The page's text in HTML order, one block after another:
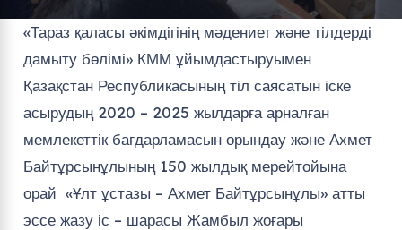
«Тараз қаласы әкімдігінің мәдениет және тілдерді
дамыту бөлімі» КММ ұйымдастыруымен
Қазақстан Республикасының тіл саясатын іске
асырудың 2020 – 2025 жылдарға арналған
мемлекеттік бағдарламасын орындау және Ахмет
Байтұрсынұлының 150 жылдық мерейтойына
орай «Ұлт ұстазы – Ахмет Байтұрсынұлы» атты
эссе жазу іс – шарасы Жамбыл жоғары